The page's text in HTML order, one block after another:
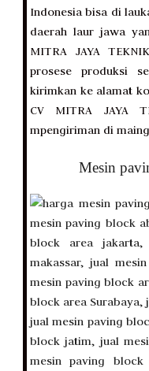
Indonesia bisa di
daerah laur jawa
MITRA JAYA
prosese produksi
kirimkan ke alamat
CV MITRA JAYA
mpengiriman di
Mesin